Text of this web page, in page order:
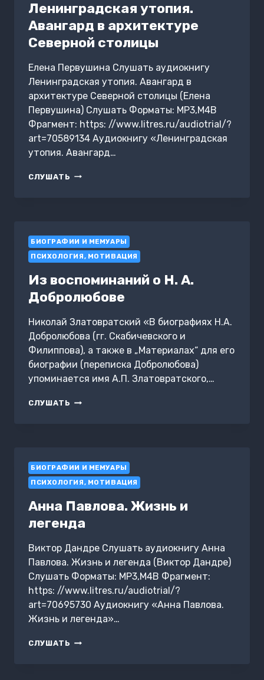
Ленинградская утопия.
Авангард в архитектуре
Северной столицы
Елена Первушина Слушать аудиокнигу
Ленинградская утопия. Авангард в
архитектуре Северной столицы (Елена
Первушина) Слушать Форматы: MP3,M4B
Фрагмент: https: //www.litres.ru/audiotrial/?
art=70589134 Аудиокнигу «Ленинградская
утопия. Авангард…
СЛУШАТЬ ЛЕНИНГРАДСКАЯ
СТОЛИЦЫ
БИОГРАФИИ И МЕМУАРЫ
ПСИХОЛОГИЯ, МОТИВАЦИЯ
Из воспоминаний о Н. А.
Добролюбове
Николай Златовратский «В биографиях Н.А.
Добролюбова (гг. Скабичевского и
Филиппова), а также в „Материалах“ для его
биографии (переписка Добролюбова)
упоминается имя А.П. Златовратского,…
СЛУШАТЬ ИЗ
БИОГРАФИИ И МЕМУАРЫ
ПСИХОЛОГИЯ, МОТИВАЦИЯ
Анна Павлова. Жизнь и
легенда
Виктор Дандре Слушать аудиокнигу Анна
Павлова. Жизнь и легенда (Виктор Дандре)
Слушать Форматы: MP3,M4B Фрагмент:
https: //www.litres.ru/audiotrial/?
art=70695730 Аудиокнигу «Анна Павлова.
Жизнь и легенда»…
СЛУШАТЬ АННА